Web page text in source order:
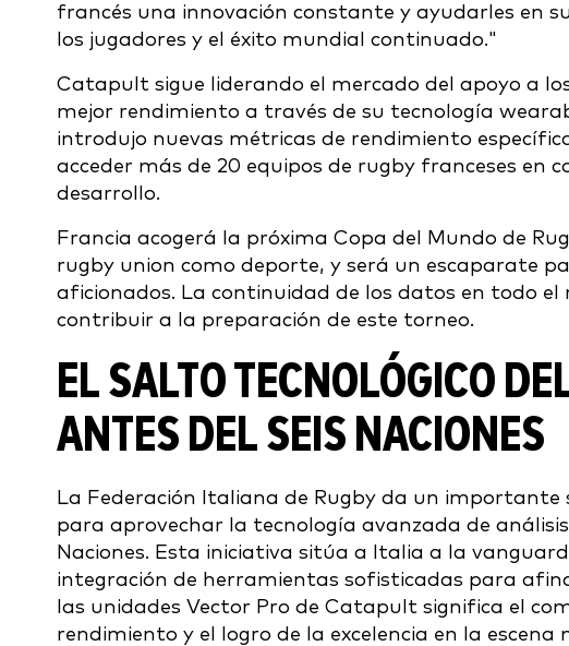
francés una innovación constante y ayudarles en
los jugadores y el éxito mundial continuado."
Catapult sigue liderando el mercado del apoyo a
mejor rendimiento a través de su tecnología
introdujo nuevas métricas de rendimiento
acceder más de 20 equipos de rugby franceses en
desarrollo.
Francia acogerá la próxima Copa del Mundo de
rugby union como deporte, y será un escaparate
aficionados. La continuidad de los datos en todo
contribuir a la preparación de este torneo.
EL SALTO TECNOLÓGICO
ANTES DEL SEIS NACIONES
La Federación Italiana de Rugby da un
para aprovechar la tecnología avanzada de
Naciones. Esta iniciativa sitúa a Italia a la
integración de herramientas sofisticadas para
las unidades Vector Pro de Catapult significa el
rendimiento y el logro de la excelencia en la